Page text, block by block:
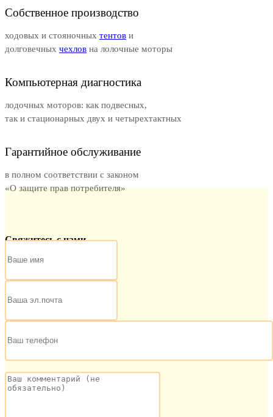
Собственное производство
ходовых и стояночных тентов и
долговечных чехлов на лолочные моторы
Компьютерная диагностика
лодочных моторов: как подвесных,
так и стационарных двух и четырехтактных
Гарантийное обслуживание
в полном соответствии с законом
«О защите прав потребителя»
Свяжитесь с нами